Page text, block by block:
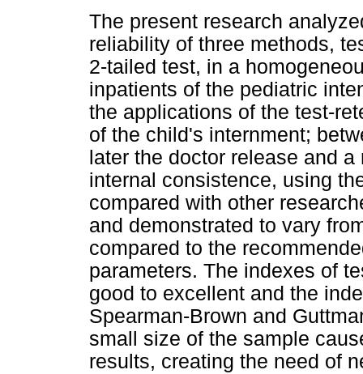
The present research
reliability of three methods,
2-tailed test, in a
inpatients of the pediatric
the applications of the test-
of the child's internment;
later the doctor release and
internal consistence, using
compared with other
and demonstrated to vary
compared to the
parameters. The indexes of
good to excellent and the
Spearman-Brown and
small size of the sample
results, creating the need of